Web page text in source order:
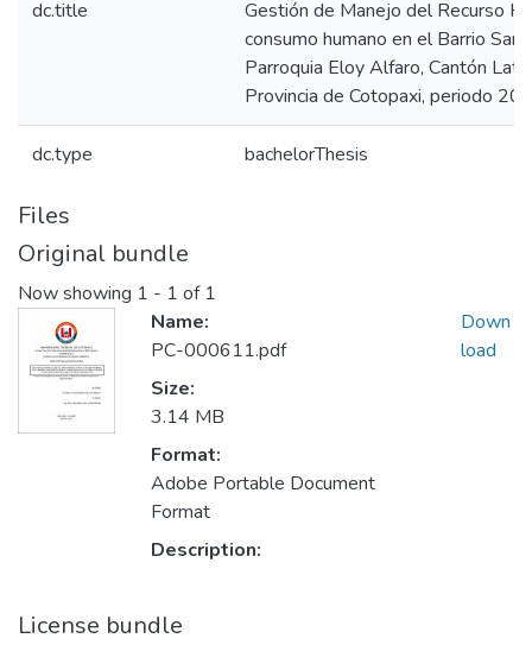
dc.title
Gestión de Manejo del Recurso
consumo humano en el Barrio San
Parroquia Eloy Alfaro, Cantón
Provincia de Cotopaxi, periodo
dc.type bachelorThesis
Files
Original bundle
Now showing 1 - 1 of 1
Name:
PC-000611.pdf
Size:
3.14 MB
Format:
Adobe Portable Document
Format
Description:
Down
load
License bundle